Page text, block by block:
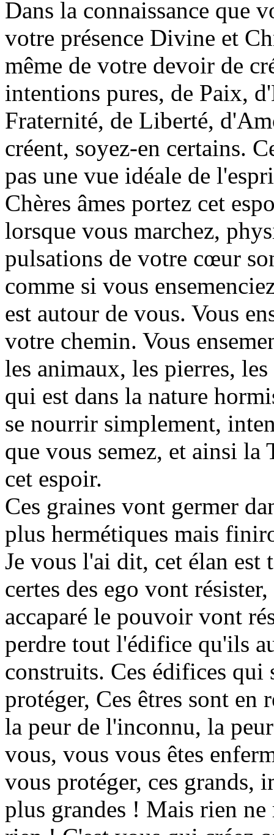
Dans la connaissance que
votre présence Divine et
même de votre devoir de
intentions pures, de Paix,
Fraternité, de Liberté,
créent, soyez-en certains.
pas une vue idéale de
Chères âmes portez cet
lorsque vous marchez,
pulsations de votre cœur
comme si vous
est autour de vous. Vous
votre chemin. Vous
les animaux, les pierres,
qui est dans la nature
se nourrir simplement,
que vous semez, et ainsi la
cet espoir.
Ces graines vont germer
plus hermétiques mais
Je vous l'ai dit, cet élan
certes des ego vont
accaparé le pouvoir vont
perdre tout l'édifice qu'ils
construits. Ces édifices qui
protéger, Ces êtres sont en
la peur de l'inconnu, la
vous, vous vous êtes
vous protéger, ces grands,
plus grandes ! Mais rien